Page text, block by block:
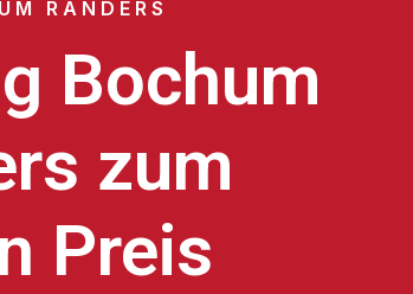
RANDERS
Bochum
zum
Preis